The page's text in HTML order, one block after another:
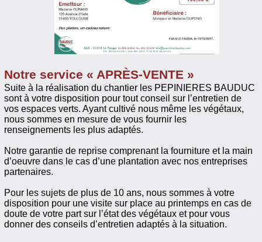
Notre service « APRÈS-VENTE »
Suite à la réalisation du chantier les PEPINIERES BAUDUC
sont à votre disposition pour tout conseil sur l’entretien de
vos espaces verts. Ayant cultivé nous même les végétaux,
nous sommes en mesure de vous fournir les
renseignements les plus adaptés.
Notre garantie de reprise comprenant la fourniture et la main
d’oeuvre dans le cas d’une plantation avec nos entreprises
partenaires.
Pour les sujets de plus de 10 ans, nous sommes à votre
disposition pour une visite sur place au printemps en cas de
doute de votre part sur l’état des végétaux et pour vous
donner des conseils d’entretien adaptés à la situation.